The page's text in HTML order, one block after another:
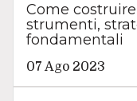
Come
strumenti,
fondamentali
07 Ago 2023